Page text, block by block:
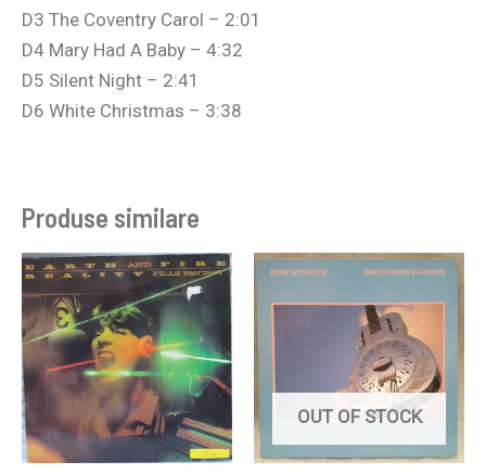
D3 The Coventry Carol – 2:01
D4 Mary Had A Baby – 4:32
D5 Silent Night – 2:41
D6 White Christmas – 3:38
Produse similare
OUT OF STOCK